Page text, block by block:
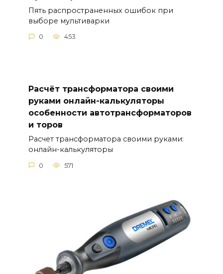
Пять распространенных ошибок при
выборе мультиварки
0 453
Расчёт трансформатора своими
руками онлайн-калькуляторы
особенности автотрансформаторов
и торов
Расчет трансформатора своими руками:
онлайн-калькуляторы
0 571